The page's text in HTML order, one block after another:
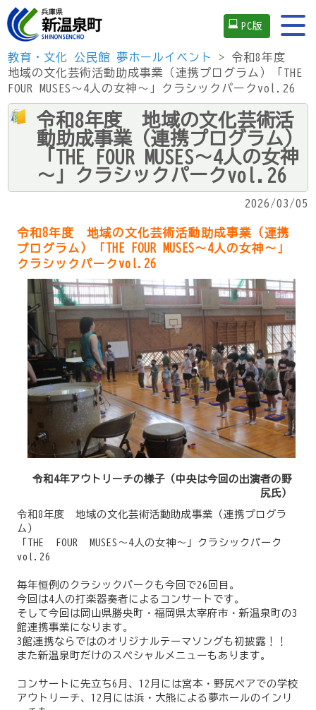
PC版
教育・文化 公民館 夢ホールイベント
> 令和8年度
地域の文化芸術活動助成事業（連携プログラム）「THE
FOUR MUSES～4人の女神～」クラシックパークvol.26
令和8年度 地域の文化芸術活
動助成事業（連携プログラム）
「THE FOUR MUSES～4人の女神
～」クラシックパークvol.26
2026/03/05
令和8年度 地域の文化芸術活動助成事業（連携
プログラム）「THE FOUR MUSES～4人の女神～」
クラシックパークvol.26
令和4年アウトリーチの様子（中央は今回の出演者の野
尻氏）
令和8年度 地域の文化芸術活動助成事業（連携プログラ
ム）
「THE FOUR MUSES～4人の女神～」クラシックパーク
vol.26
毎年恒例のクラシックパークも今回で26回目。
今回は4人の打楽器奏者によるコンサートです。
そして今回は岡山県勝央町・福岡県太宰府市・新温泉町の3
館連携事業になります。
3館連携ならではのオリジナルテーマソングも初披露！！
また新温泉町だけのスペシャルメニューもあります。
コンサートに先立ち6月、12月には宮本・野尻ペアでの学校
アウトリーチ、12月には浜・大熊による夢ホールのインリ